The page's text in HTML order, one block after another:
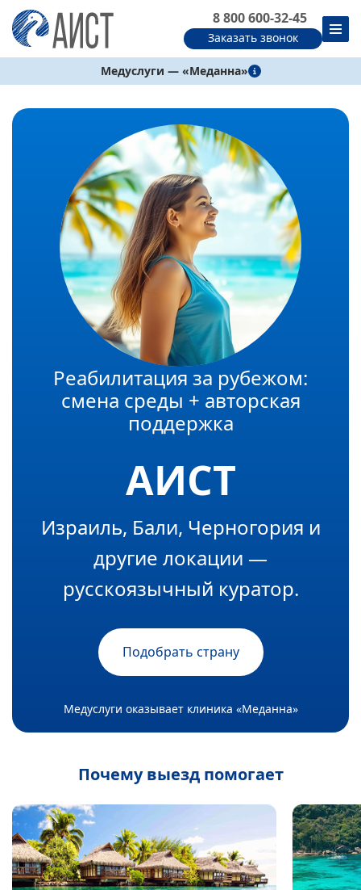
8 800 600-32-45
Заказать звонок
Медуслуги — «Меданна»
Реабилитация за рубежом:
смена среды + авторская
поддержка
АИСТ
Израиль, Бали, Черногория и
другие локации —
русскоязычный куратор.
Подобрать страну
Медуслуги оказывает клиника «Меданна»
Почему выезд помогает